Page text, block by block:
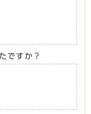
ですか？